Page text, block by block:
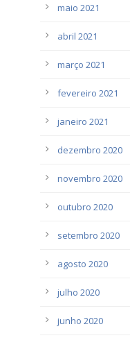
maio 2021
abril 2021
março 2021
fevereiro 2021
janeiro 2021
dezembro 2020
novembro 2020
outubro 2020
setembro 2020
agosto 2020
julho 2020
junho 2020